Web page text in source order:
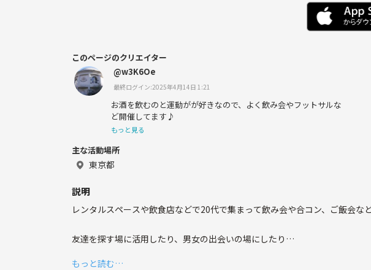
このページのクリエイター
@w3K6Oe
最終ログイン:2025年4月14日 1:21
お酒を飲むのと運動がが好きなので、よく飲み会やフットサルな
ど開催してます♪
もっと見る
主な活動場所
東京都
説明
レンタルスペースや飲食店などで20代で集まって飲み会や合コン、ご飯会な
友達を探す場に活用したり、男女の出会いの場にしたり
もっと読む…